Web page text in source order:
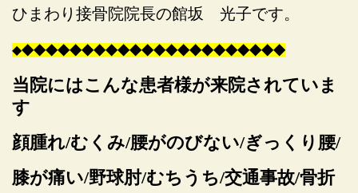
ひまわり接骨院院長の館坂 光子です。
◆◆◆◆◆◆◆◆◆◆◆◆◆◆◆◆◆◆◆◆◆◆◆
当院にはこんな患者様が来院されていま
す
顔腫れ/むくみ/腰がのびない/ぎっくり腰/
膝が痛い/野球肘/むちうち/交通事故/骨折